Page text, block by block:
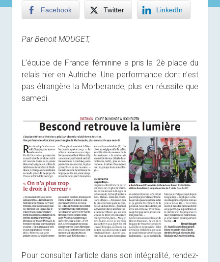
Facebook Twitter LinkedIn
Par Benoit MOUGET,
L’équipe de France féminine a pris la 2è place du
relais hier en Autriche. Une performance dont n’est
pas étrangère la Morberande, plus en réussite que
samedi.
Pour consulter l’article dans son intégralité, rendez-